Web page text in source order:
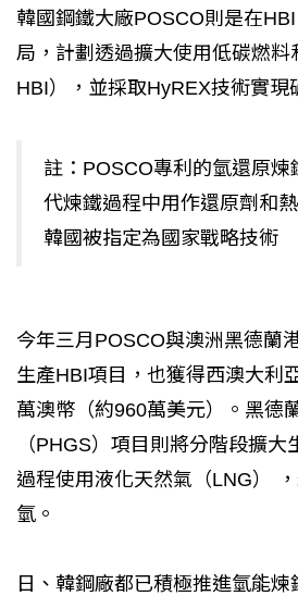
韓國鋼鐵大廠POSCO則是在
局，計劃透過擴大使用低碳燃料
HBI），並採取HyREX技術實現
註：POSCO專利的氫還原煉
代煉鐵過程中用作還原劑和
韓國被指定為國家戰略技術
今年三月POSCO與澳洲黑德蘭
生產HBI項目，也獲得西澳大利
萬澳幣（約960萬美元）。黑德
（PHGS）項目則將分階段擴
過程使用液化天然氣（LNG）
氫。
日、韓鋼廠都已積極推進氫能煉